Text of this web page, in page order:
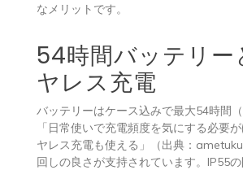
なメリットです。
54時間バッテリー
ヤレス充電
バッテリーはケース込みで最大54時間（
「日常使いで充電頻度を気にする必要
ヤレス充電も使える」（出典：
回しの良さが支持されています。IP55